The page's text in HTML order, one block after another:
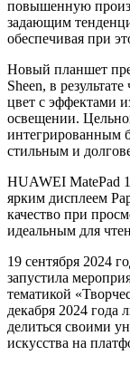
повышенную
задающим
обеспечивая при
Новый планшет
Sheen, в
цвет с эффектами
освещении.
интегрированным
стильным и
HUAWEI MatePad
ярким дисплеем
качество при
идеальным для
19 сентября 2024
запустила
тематикой
декабря 2024
делиться своими
искусства на